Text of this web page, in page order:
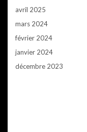
avril 2025
mars 2024
février 2024
janvier 2024
décembre 2023